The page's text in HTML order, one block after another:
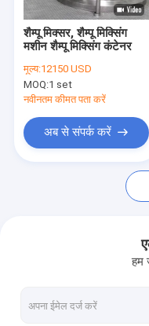
कारखाना भ्रमण
संपर्क करें
एक उद्धरण की विनती करे
कॉस्मेटिक इमल्सीफायर
लैब इमल्सीफायर मिक्सर
तरल मिक्सर मशीन
शैम्पू मिक्सर, शैम्पू मिक्सिंग
मशीन शैम्पू मिक्सिंग कंटेनर
मूल्य:12150 USD
MOQ:1 set
नवीनतम कीमत पता करें
अब से संपर्क करें
हम